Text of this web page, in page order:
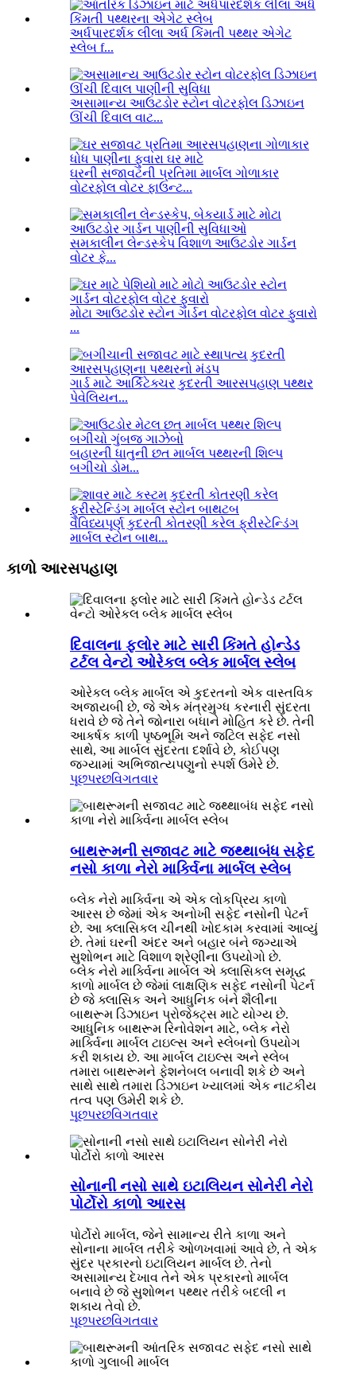
અર્ધપારદર્શક લીલા અર્ધ કિંમતી પથ્થર એગેટ
સ્લેબ f...
અસામાન્ય આઉટડોર સ્ટોન વોટરફોલ ડિઝાઇન
ઊંચી દિવાલ વાટ...
ઘરની સજાવટની પ્રતિમા માર્બલ ગોળાકાર
વોટરફોલ વોટર ફાઉન્ટ...
સમકાલીન લેન્ડસ્કેપ વિશાળ આઉટડોર ગાર્ડન
વોટર ફે...
મોટા આઉટડોર સ્ટોન ગાર્ડન વોટરફોલ વોટર ફુવારો
...
ગાર્ડ માટે આર્કિટેક્ચર કુદરતી આરસપહાણ પથ્થર
પેવેલિયન...
બહારની ધાતુની છત માર્બલ પથ્થરની શિલ્પ
બગીચો ડોમ...
વૈવિધ્યપૂર્ણ કુદરતી કોતરણી કરેલ ફ્રીસ્ટેન્ડિંગ
માર્બલ સ્ટોન બાથ...
કાળો આરસપહાણ
દિવાલના ફ્લોર માટે સારી કિંમતે હોન્ડેડ
ટર્ટલ વેન્ટો ઓરેકલ બ્લેક માર્બલ સ્લેબ
ઓરેકલ બ્લેક માર્બલ એ કુદરતનો એક વાસ્તવિક
અજાયબી છે, જે એક મંત્રમુગ્ધ કરનારી સુંદરતા
ધરાવે છે જે તેને જોનારા બધાને મોહિત કરે છે. તેની
આકર્ષક કાળી પૃષ્ઠભૂમિ અને જટિલ સફેદ નસો
સાથે, આ માર્બલ સુંદરતા દર્શાવે છે, કોઈપણ
જગ્યામાં અભિજાત્યપણુનો સ્પર્શ ઉમેરે છે.
પૂછપરછવિગતવાર
બાથરૂમની સજાવટ માટે જથ્થાબંધ સફેદ
નસો કાળા નેરો માર્ક્વિના માર્બલ સ્લેબ
બ્લેક નેરો માર્ક્વિના એ એક લોકપ્રિય કાળો
આરસ છે જેમાં એક અનોખી સફેદ નસોની પેટર્ન
છે. આ ક્લાસિકલ ચીનથી ખોદકામ કરવામાં આવ્યું
છે. તેમાં ઘરની અંદર અને બહાર બંને જગ્યાએ
સુશોભન માટે વિશાળ શ્રેણીના ઉપયોગો છે.
બ્લેક નેરો માર્ક્વિના માર્બલ એ ક્લાસિકલ સમૃદ્ધ
કાળો માર્બલ છે જેમાં લાક્ષણિક સફેદ નસોની પેટર્ન
છે જે ક્લાસિક અને આધુનિક બંને શૈલીના
બાથરૂમ ડિઝાઇન પ્રોજેક્ટ્સ માટે યોગ્ય છે.
આધુનિક બાથરૂમ રિનોવેશન માટે, બ્લેક નેરો
માર્ક્વિના માર્બલ ટાઇલ્સ અને સ્લેબનો ઉપયોગ
કરી શકાય છે. આ માર્બલ ટાઇલ્સ અને સ્લેબ
તમારા બાથરૂમને ફેશનેબલ બનાવી શકે છે અને
સાથે સાથે તમારા ડિઝાઇન ખ્યાલમાં એક નાટકીય
તત્વ પણ ઉમેરી શકે છે.
પૂછપરછવિગતવાર
સોનાની નસો સાથે ઇટાલિયન સોનેરી નેરો
પોર્ટોરો કાળો આરસ
પોર્ટોરો માર્બલ, જેને સામાન્ય રીતે કાળા અને
સોનાના માર્બલ તરીકે ઓળખવામાં આવે છે, તે એક
સુંદર પ્રકારનો ઇટાલિયન માર્બલ છે. તેનો
અસામાન્ય દેખાવ તેને એક પ્રકારનો માર્બલ
બનાવે છે જે સુશોભન પથ્થર તરીકે બદલી ન
શકાય તેવો છે.
પૂછપરછવિગતવાર